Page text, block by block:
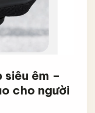
êm –
cho người